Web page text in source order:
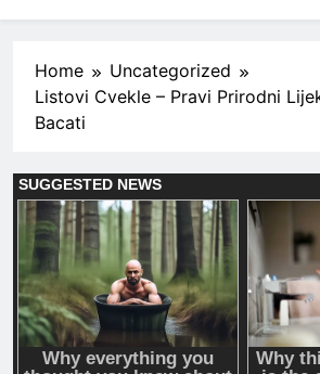
Home
Uncategorized
Listovi Cvekle – Pravi Prirodni
Bacati